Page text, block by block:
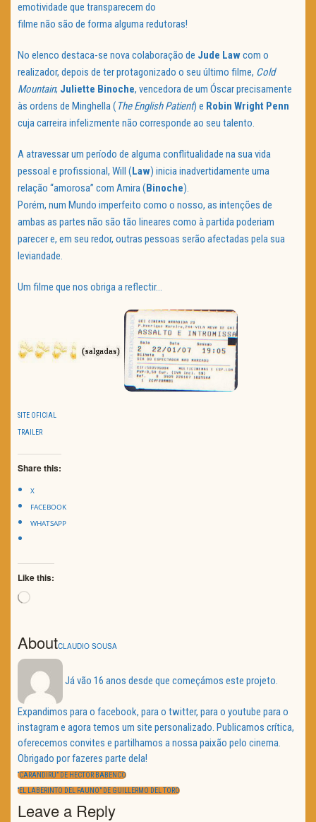
emotividade que transparecem do
filme não são de forma alguma redutoras!
No elenco destaca-se nova colaboração de Jude Lawcom o
realizador, depois de ter protagonizado o seu último filme, Cold
Mountain; Juliette Binoche, vencedora de um Óscar precisamente
às ordens de Minghella ( The English Patient) e Robin Wright Penn
cuja carreira infelizmente não corresponde ao seu talento.
A atravessar um período de alguma conflitualidade na sua vida
pessoal e profissional, Will (Law) inicia inadvertidamente uma
relação “amorosa” com Amira (Binoche).
Porém, num Mundo imperfeito como o nosso, as intenções de
ambas as partes não são tão lineares como à partida poderiam
parecer e, em seu redor, outras pessoas serão afectadas pela sua
leviandade.
Um filme que nos obriga a reflectir…
SITE OFICIAL
TRAILER
Share this:
X
FACEBOOK
WHATSAPP
Like this:
Loading…
AboutCLAUDIO SOUSA
Já vão 16 anos desde que começámos este projeto.
Expandimos para o facebook, para o twitter, para o youtube para o
instagram e agora temos um site personalizado. Publicamos crítica,
oferecemos convites e partilhamos a nossa paixão pelo cinema.
Obrigado por fazeres parte dela!
Navegação
de
artigos
PREVIOUS
“CARANDIRU” DE HECTOR BABENCO
NEXT
“EL LABERINTO DEL FAUNO” DE GUILLERMO DEL TORO
Leave a Reply